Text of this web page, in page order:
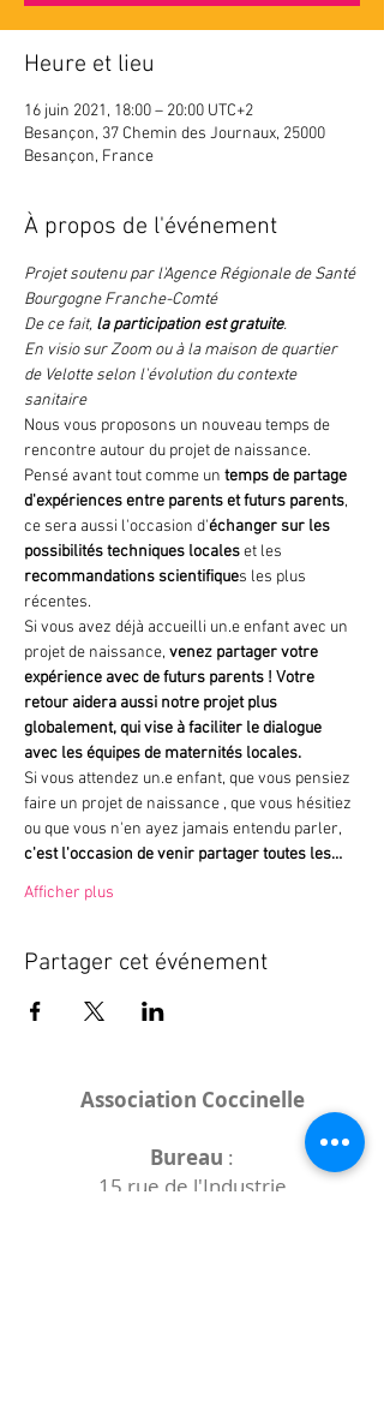
Heure et lieu
16 juin 2021, 18:00 – 20:00 UTC+2
Besançon, 37 Chemin des Journaux, 25000
Besançon, France
À propos de l'événement
Projet soutenu par l'Agence Régionale de Santé
Bourgogne Franche-Comté
De ce fait, la participation est gratuite.
En visio sur Zoom ou à la maison de quartier
de Velotte selon l'évolution du contexte
sanitaire
Nous vous proposons un nouveau temps de
rencontre autour du projet de naissance.
Pensé avant tout comme un temps de partage
d'expériences ​entre parents et futurs parents,
ce sera aussi l'occasion d'échanger sur les
possibilités techniques locales et les
recommandations scientifiques les plus
récentes.
Si vous avez déjà accueilli un.e enfant avec un
projet de naissance, venez partager votre
expérience avec de futurs parents ! Votre
retour aidera aussi notre projet plus
globalement, qui vise à faciliter le dialogue
avec les équipes de maternités locales.
Si vous attendez un.e enfant, que vous pensiez
faire un projet de naissance , que vous hésitiez
ou que vous n'en ayez jamais entendu parler,
c'est l'occasion de venir partager toutes les…
Afficher plus
Partager cet événement
Association Coccinelle
Bureau :
15 rue de l'Industrie